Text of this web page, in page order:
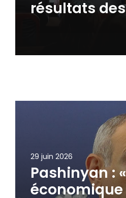
résultats
29 juin 2026
Pashinyan :
économique